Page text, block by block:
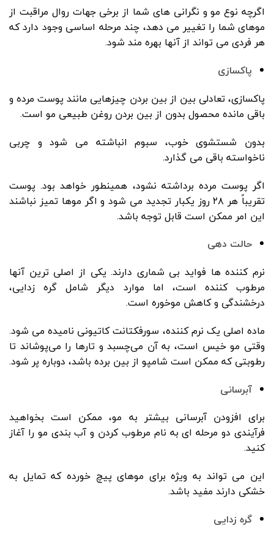
اگرچه نوع مو و نگرانی های شما از برخی جهات روال مراقبت از
موهای شما را تغییر می دهد، چند مرحله اساسی وجود دارد که
هر فردی می تواند از آنها بهره مند شود.
پاکسازی
پاکسازی، تعادلی بین از بین بردن چیزهایی مانند پوست مرده و
باقی مانده محصول بدون از بین بردن روغن طبیعی مو است.
بدون شستشوی خوب، سبوم انباشته می شود و چربی
ناخواسته باقی می گذارد.
اگر پوست مرده برداشته نشود، همینطور خواهد بود. پوست
تقریباً هر ۲۸ روز یکبار تجدید می شود و اگر موها تمیز نباشند
این امر ممکن است قابل توجه باشد.
حالت دهی
نرم کننده ها فواید بی شماری دارند. یکی از اصلی ترین آنها
مرطوب کننده است، اما موارد دیگر شامل گره زدایی،
درخشندگی و کاهش موخوره است.
ماده اصلی یک نرم کننده، سورفکتانت کاتیونی نامیده می شود.
وقتی مو خیس است، به آن می‌چسبد و تارها را می‌پوشاند تا
رطوبتی که ممکن است شامپو از بین برده باشد، دوباره پر شود.
آبرسانی
برای افزودن آبرسانی بیشتر به مو، ممکن است بخواهید
فرآیندی دو مرحله ای به نام مرطوب کردن و آب بندی مو را آغاز
کنید.
این می تواند به ویژه برای موهای پیچ خورده که تمایل به
خشکی دارند مفید باشد.
گره زدایی